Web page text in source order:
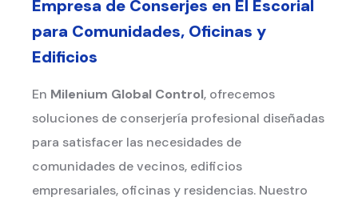
Empresa de Conserjes en El Escorial
para Comunidades, Oficinas y
Edificios
En Milenium Global Control, ofrecemos
soluciones de conserjería profesional diseñadas
para satisfacer las necesidades de
comunidades de vecinos, edificios
empresariales, oficinas y residencias. Nuestro